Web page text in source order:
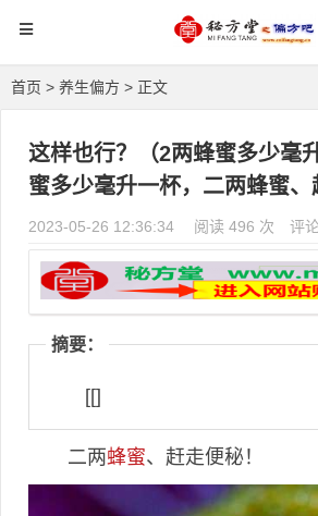
首页 > 养生偏方 > 正文
这样也行？（2两蜂蜜多少毫
蜜多少毫升一杯，二两蜂蜜、
2023-05-26 12:36:34 阅读 496 次 评
摘要：
[[]
二两蜂蜜、赶走便秘！